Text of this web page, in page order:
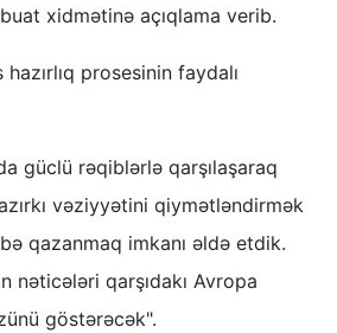
xidmətinə açıqlama verib.
prosesinin faydalı
güclü rəqiblərlə qarşılaşaraq
vəziyyətini qiymətləndirmək
qazanmaq imkanı əldə etdik.
nəticələri qarşıdakı Avropa
göstərəcək".